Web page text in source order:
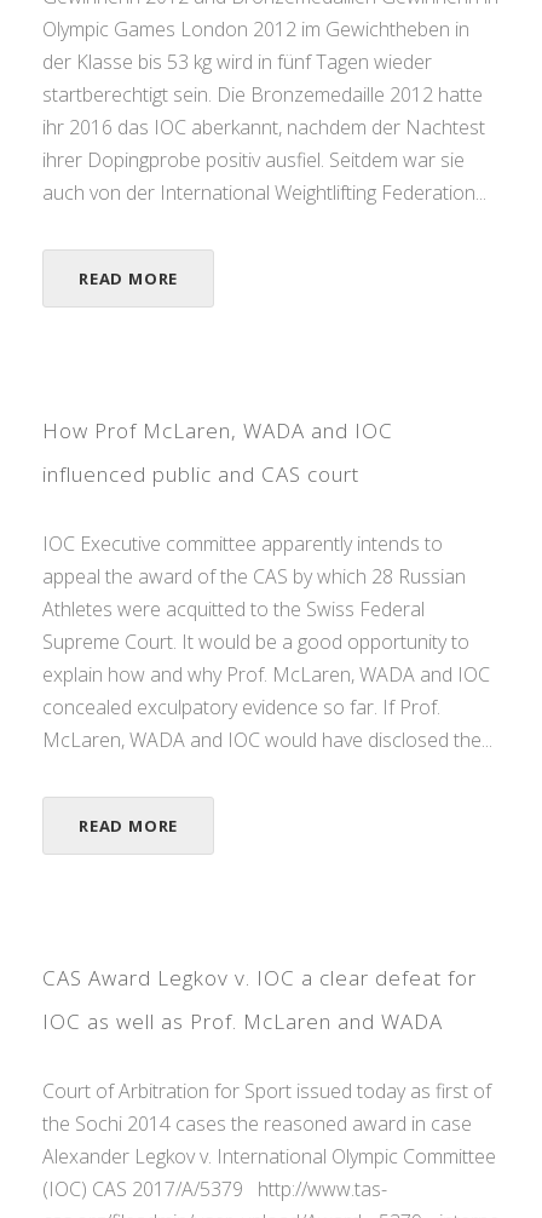
Olympic Games London 2012 im Gewichtheben in
der Klasse bis 53 kg wird in fünf Tagen wieder
startberechtigt sein. Die Bronzemedaille 2012 hatte
ihr 2016 das IOC aberkannt, nachdem der Nachtest
ihrer Dopingprobe positiv ausfiel. Seitdem war sie
auch von der International Weightlifting Federation...
READ MORE
How Prof McLaren, WADA and IOC
influenced public and CAS court
IOC Executive committee apparently intends to
appeal the award of the CAS by which 28 Russian
Athletes were acquitted to the Swiss Federal
Supreme Court. It would be a good opportunity to
explain how and why Prof. McLaren, WADA and IOC
concealed exculpatory evidence so far. If Prof.
McLaren, WADA and IOC would have disclosed the...
READ MORE
CAS Award Legkov v. IOC a clear defeat for
IOC as well as Prof. McLaren and WADA
Court of Arbitration for Sport issued today as first of
the Sochi 2014 cases the reasoned award in case
Alexander Legkov v. International Olympic Committee
(IOC) CAS 2017/A/5379 http://www.tas-